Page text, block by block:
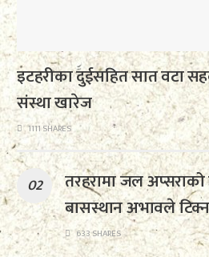
इटहरीका दुईसहित सात वटा
संस्था खारेज
1111 SHARES
तरहरामा जल अप्सराको
बासस्थान अभावले
633 SHARES